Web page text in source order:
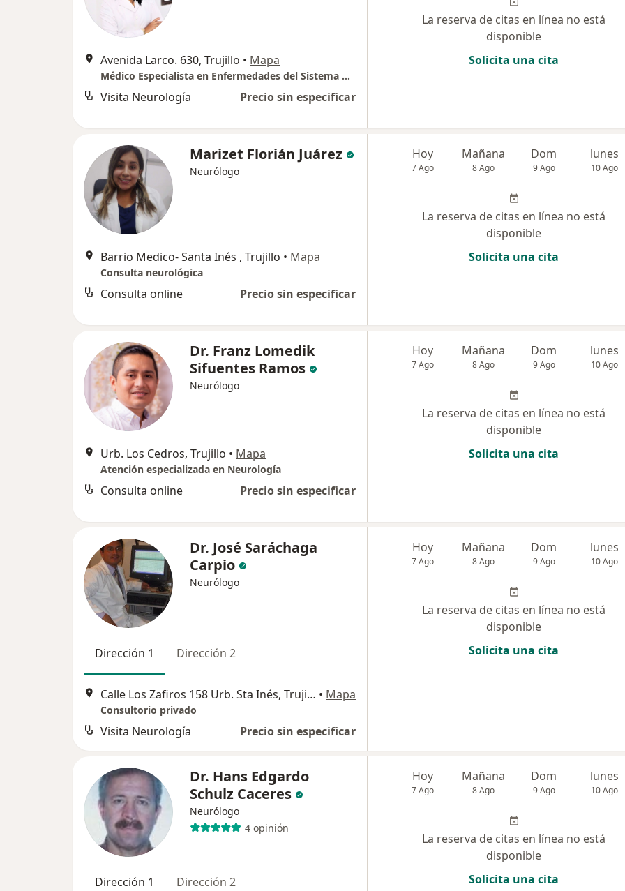
Avenida Larco. 630, Trujillo • Mapa
Médico Especialista en Enfermedades del Sistema Nervioso.
Visita Neurología Precio sin especificar
La reserva de citas en línea no está
disponible
Solicita una cita
Marizet Florián Juárez
Neurólogo
Barrio Medico- Santa Inés , Trujillo • Mapa
Consulta neurológica
Consulta online Precio sin especificar
Hoy
7 Ago
Mañana
8 Ago
Dom
9 Ago
lunes
10 Ago
La reserva de citas en línea no está
disponible
Solicita una cita
Dr. Franz Lomedik
Sifuentes Ramos
Neurólogo
Urb. Los Cedros, Trujillo • Mapa
Atención especializada en Neurología
Consulta online Precio sin especificar
Hoy
7 Ago
Mañana
8 Ago
Dom
9 Ago
lunes
10 Ago
La reserva de citas en línea no está
disponible
Solicita una cita
Dr. José Saráchaga
Carpio
Neurólogo
Dirección 1 Dirección 2
Calle Los Zafiros 158 Urb. Sta Inés, Trujillo • Mapa
Consultorio privado
Visita Neurología Precio sin especificar
Hoy
7 Ago
Mañana
8 Ago
Dom
9 Ago
lunes
10 Ago
La reserva de citas en línea no está
disponible
Solicita una cita
Dr. Hans Edgardo
Schulz Caceres
Neurólogo
4 opinión
Dirección 1 Dirección 2
Hoy
7 Ago
Mañana
8 Ago
Dom
9 Ago
lunes
10 Ago
La reserva de citas en línea no está
disponible
Solicita una cita